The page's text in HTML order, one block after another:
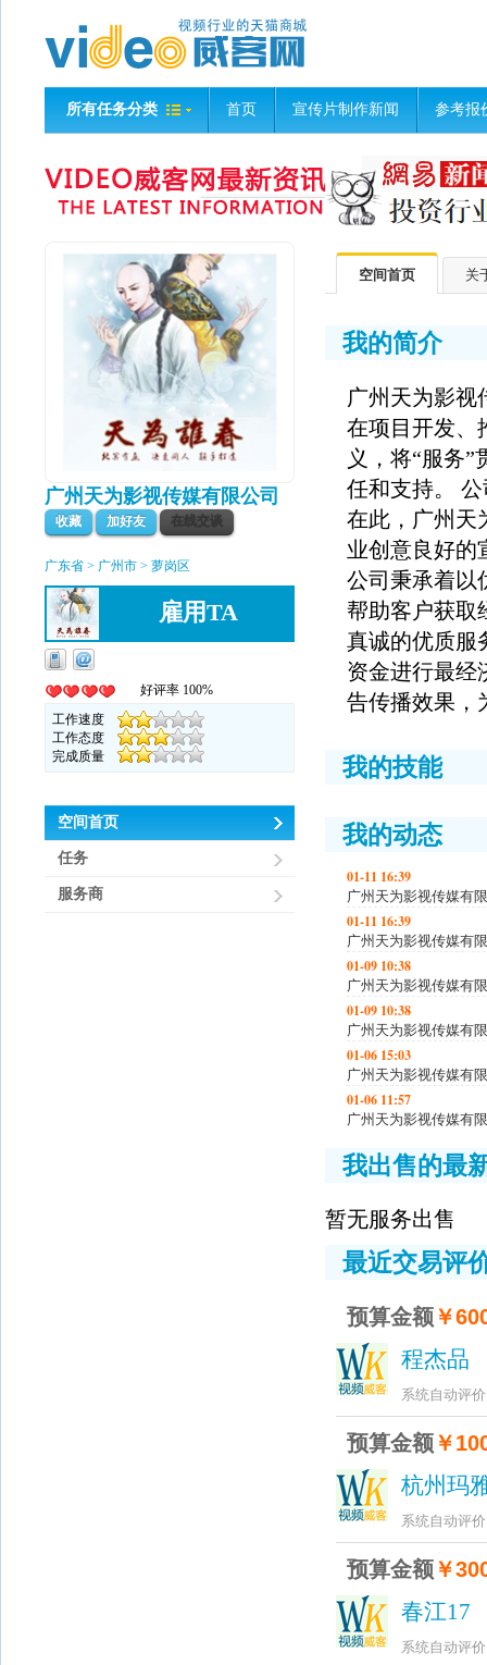
所有任务分类 首页 宣传片制作新闻 参考报
广州天为影视传媒有限公司
收藏 加好友 在线交谈
广东省 > 广州市 > 萝岗区
雇用TA
好评率 100%
工作速度
工作态度
完成质量
空间首页
任务
服务商
空间首页 关
我的简介
广州天为影视
在项目开发、
义，将“服务
任和支持。
在此，广州天
业创意良好的
公司秉承着以
帮助客户获取
真诚的优质服
资金进行最经
告传播效果，
我的技能
我的动态
01-11 16:39
广州天为影视传媒有
01-11 16:39
广州天为影视传媒有
01-09 10:38
广州天为影视传媒有
01-09 10:38
广州天为影视传媒有
01-06 15:03
广州天为影视传媒有
01-06 11:57
广州天为影视传媒有
广州天为影视传媒有
广州天为影视传媒有
01-04 13:14
广州天为影视传媒有
01-02 10:13
01-02 10:12
广州天为影视传媒有
01-02 10:11
广州天为影视传媒有
12-30 13:40
广州天为影视传媒有
01-13 16:05
广州天为影视传媒有
我出售的最
暂无服务出售
最近交易评
预算金额￥
程杰品
系统自动评价
预算金额￥
杭州玛
系统自动评价
预算金额￥
春江17
系统自动评价